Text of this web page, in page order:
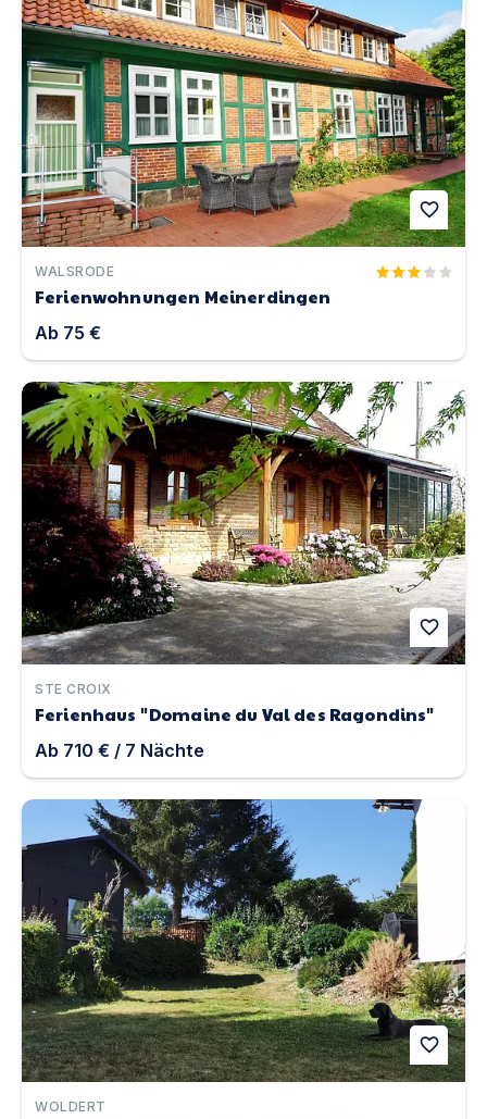
favorite
WALSRODE
Ferienwohnungen Meinerdingen
Ab 75 €
Ferienhaus "Domaine du Val des Ragondins" |
favorite
STE CROIX
Ferienhaus "Domaine du Val des Ragondins"
Ab 710 € / 7 Nächte
Ferienhaus Wibbecke im Westerwald | Unterkunft in
favorite
WOLDERT